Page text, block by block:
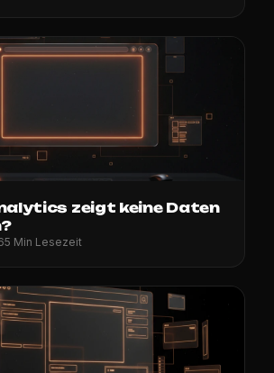
zeigt keine Daten
5 Min Lesezeit